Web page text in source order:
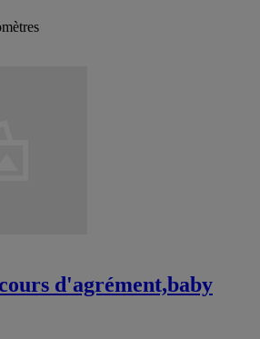
d'agrément,baby